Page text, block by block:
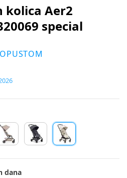
kolica Aer2
special
dana